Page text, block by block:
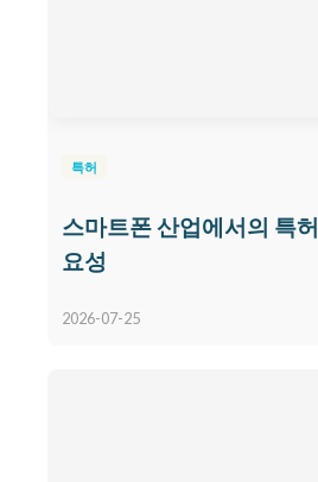
특허
스마트폰 산업에서의 특
요성
2026-07-25